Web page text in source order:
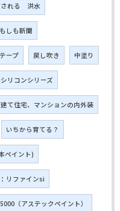
される 洪水
しも新聞
ープ 戻し吹き 中塗り
リコンシリーズ
て住宅、マンションの内外装
いちから育てる？
ペイント)
リファインsi
（アステックペイント）